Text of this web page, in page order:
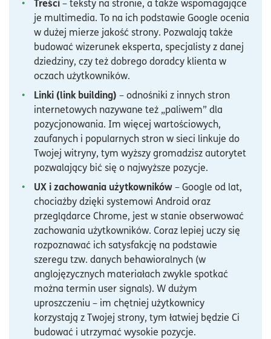
– teksty na stronie, a także wspomagające
je multimedia. To na ich podstawie Google ocenia
w dużej mierze jakość strony. Pozwalają także
budować wizerunek eksperta, specjalisty z danej
dziedziny, czy też dobrego doradcy klienta w
oczach użytkowników.
Linki (link building) – odnośniki z innych stron
internetowych nazywane też „paliwem” dla
pozycjonowania. Im więcej wartościowych,
zaufanych i popularnych stron w sieci linkuje do
Twojej witryny, tym wyższy gromadzisz autorytet
pozwalający bić się o najwyższe pozycje.
UX i zachowania użytkowników– Google od lat,
chociażby dzięki systemowi Android oraz
przeglądarce Chrome, jest w stanie obserwować
zachowania użytkowników. Coraz lepiej uczy się
rozpoznawać ich satysfakcję na podstawie
szeregu tzw. danych behawioralnych (w
anglojęzycznych materiałach zwykle spotkać
można termin user signals). W dużym
uproszczeniu – im chętniej użytkownicy
korzystają z Twojej strony, tym łatwiej będzie Ci
budować i utrzymać wysokie pozycje.